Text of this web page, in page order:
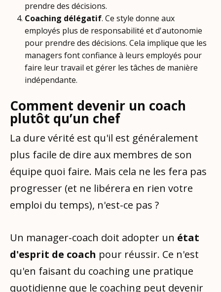
prendre des décisions.
Coaching délégatif. Ce style donne aux
employés plus de responsabilité et d'autonomie
pour prendre des décisions. Cela implique que les
managers font confiance à leurs employés pour
faire leur travail et gérer les tâches de manière
indépendante.
Comment devenir un coach
plutôt qu’un chef
La dure vérité est qu'il est généralement
plus facile de dire aux membres de son
équipe quoi faire. Mais cela ne les fera pas
progresser (et ne libérera en rien votre
emploi du temps), n'est-ce pas ?
Un manager-coach doit adopter un état
d'esprit de coach pour réussir. Ce n'est
qu'en faisant du coaching une pratique
quotidienne que le coaching peut devenir